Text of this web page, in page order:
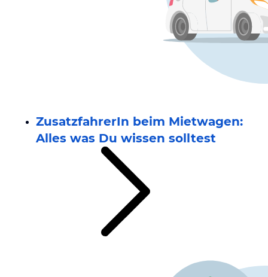
ZusatzfahrerIn beim Mietwagen:
Alles was Du wissen solltest